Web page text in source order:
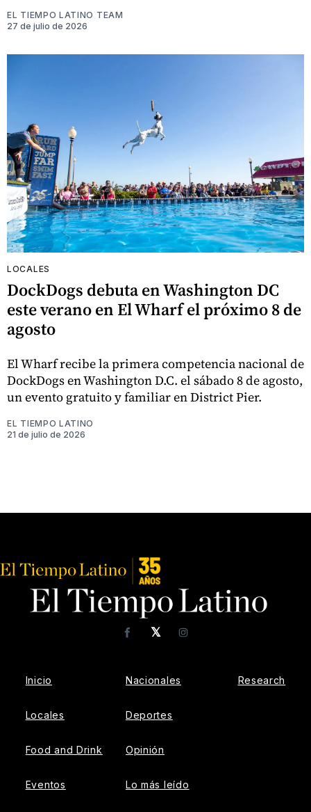
EL TIEMPO LATINO TEAM
27 de julio de 2026
LOCALES
DockDogs debuta en Washington DC
este verano en El Wharf el próximo 8 de
agosto
El Wharf recibe la primera competencia nacional de
DockDogs en Washington D.C. el sábado 8 de agosto,
un evento gratuito y familiar en District Pier.
EL TIEMPO LATINO
21 de julio de 2026
𝕏
FacebookInstagram
Inicio
Locales
Food and Drink
Eventos
Nacionales
Deportes
Opinión
Lo más leído
Research